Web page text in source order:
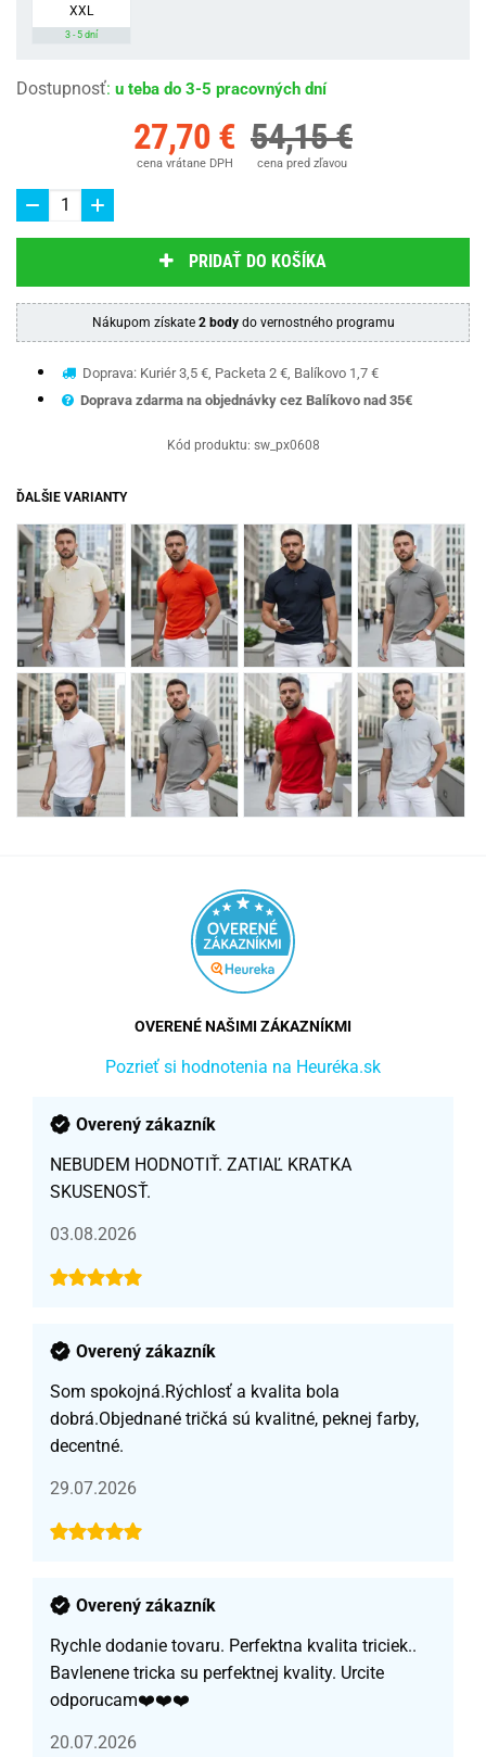
XXL
3 - 5 dní
Dostupnosť: u teba do 3-5 pracovných dní
27,70 €
cena vrátane DPH
54,15 €
cena pred zľavou
PRIDAŤ DO KOŠÍKA
Nákupom získate 2 bodydo vernostného programu
Doprava: Kuriér 3,5 €, Packeta 2 €, Balíkovo 1,7 €
Doprava zdarma na objednávky cez Balíkovo nad 35€
Kód produktu: sw_px0608
ĎALŠIE VARIANTY
OVERENÉ NAŠIMI ZÁKAZNÍKMI
Pozrieť si hodnotenia na Heuréka.sk
Overený zákazník
NEBUDEM HODNOTIŤ. ZATIAĽ KRATKA
SKUSENOSŤ.
03.08.2026
Overený zákazník
Som spokojná.Rýchlosť a kvalita bola
dobrá.Objednané tričká sú kvalitné, peknej farby,
decentné.
29.07.2026
Overený zákazník
Rychle dodanie tovaru. Perfektna kvalita triciek..
Bavlenene tricka su perfektnej kvality. Urcite
odporucam❤️❤️❤️
20.07.2026